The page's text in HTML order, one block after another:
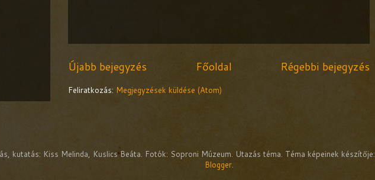
Újabb bejegyzés Régebbi bejegyzés
Főoldal
Feliratkozás: Megjegyzések küldése (Atom)
kutatás: Kiss Melinda, Kuslics Beáta. Fotók: Soproni Múzeum. Utazás téma. Téma képeinek készítője:
Blogger.